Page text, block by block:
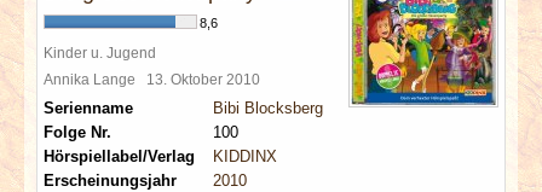
8,6
Kinder u. Jugend
Annika Lange 13. Oktober 2010
Serienname
Bibi Blocksberg
Folge Nr.
100
Hörspiellabel/Verlag
KIDDINX
Erscheinungsjahr
2010